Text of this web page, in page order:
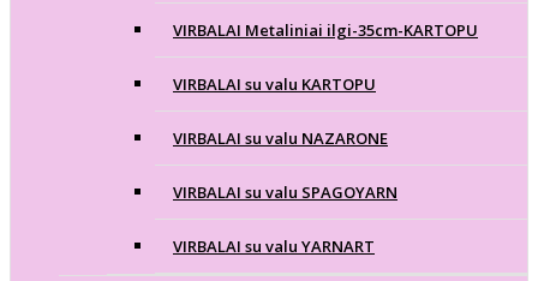
VIRBALAI Metaliniai ilgi-35cm-KARTOPU
VIRBALAI su valu KARTOPU
VIRBALAI su valu NAZARONE
VIRBALAI su valu SPAGOYARN
VIRBALAI su valu YARNART